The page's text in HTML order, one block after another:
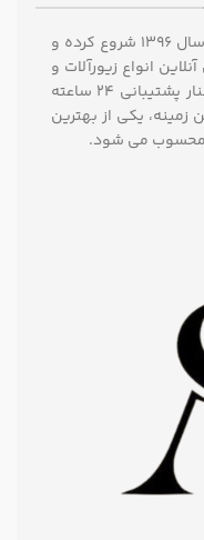
فروشگاه آدیناست فعالیت خود را در سال ۱۳۹۶ شروع کرده و
انواع زیورآلات و
ساعت های مچی از تمام برند ها در کنار پشتیبانی ۲۴ ساعته
در این زمینه، یکی از بهترین
محسوب می شود.